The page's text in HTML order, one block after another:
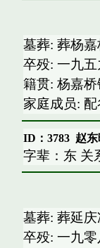
墓葬: 葬杨嘉
卒殁: 一九五
籍贯: 杨嘉桥
家庭成员: 配
ID：3783 赵
字辈：东 关
墓葬: 葬延庆
卒殁: 一九零